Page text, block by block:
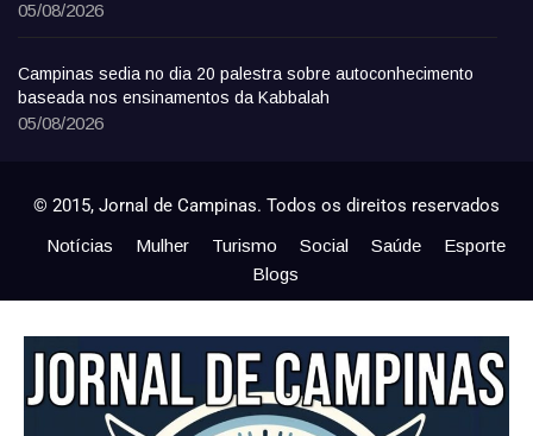
05/08/2026
Campinas sedia no dia 20 palestra sobre autoconhecimento
baseada nos ensinamentos da Kabbalah
05/08/2026
© 2015, Jornal de Campinas. Todos os direitos reservados
Notícias Mulher Turismo Social Saúde
Esporte
Blogs